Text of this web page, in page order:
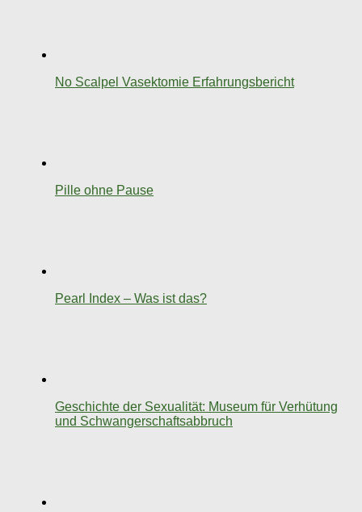
No Scalpel Vasektomie Erfahrungsbericht
Pille ohne Pause
Pearl Index – Was ist das?
Geschichte der Sexualität: Museum für Verhütung
und Schwangerschaftsabbruch